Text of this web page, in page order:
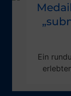
Ein